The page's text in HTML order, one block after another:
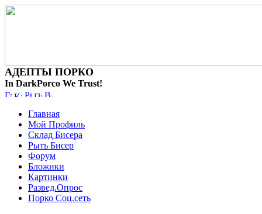
АДЕПТЫ ПОРКО
In DarkPorco We Trust!
Главная
Мой Профиль
Склад Бисера
Рыть Бисер
Форум
Бложики
Картинки
Развед.Опрос
Порко Соц.сеть